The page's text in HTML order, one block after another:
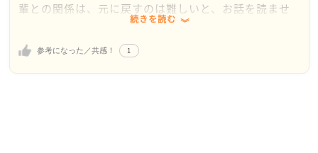
輩との関係は、元に戻すのは難しいと、お話を読ませ
ていただいて感じました。
そして、大事な事は先輩への謝罪よりも、今後のもか
さんの社内での在り方だと思います。
今回の出来事は、先輩と上司のみならず、他の社員も
続きを読む
参考になった／共感！ 1